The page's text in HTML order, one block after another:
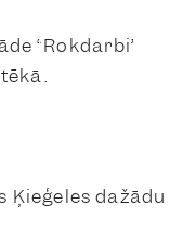
“Rokdarbi”
Ķieģeles dažādu